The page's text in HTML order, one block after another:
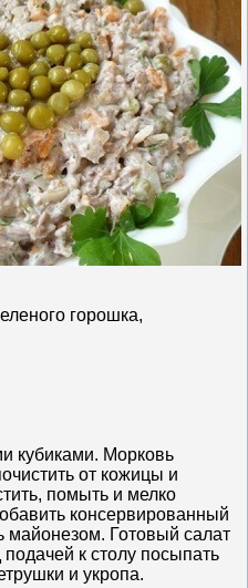
горошка,
кубиками. Морковь
от кожицы и
помыть и мелко
консервированный
майонезом. Готовый салат
к столу посыпать
и укропа.